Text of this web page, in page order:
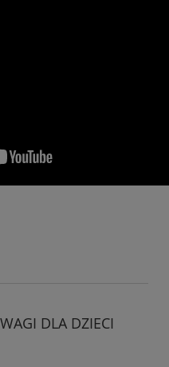
DLA DZIECI